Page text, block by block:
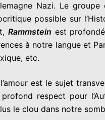
Nazi. Le
possible sur
Rammstein est
à notre langue et
etc.
l’amour est le sujet
respect pour
le clou dans notre